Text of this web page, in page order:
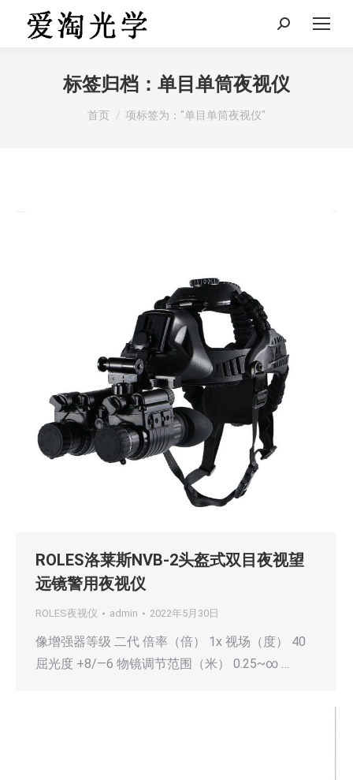
Search:
标签归档： 单目单筒夜视仪
您在这里：
首页 项标签为："单目单筒夜视仪"
ROLES洛莱斯NVB-2头盔式双目夜视望
远镜警用夜视仪
ROLES夜视仪 admin 2022年5月30日
像增强器等级 二代 倍率（倍） 1x 视场（度） 40
屈光度 +8/—6 物镜调节范围（米） 0.25~∞ …